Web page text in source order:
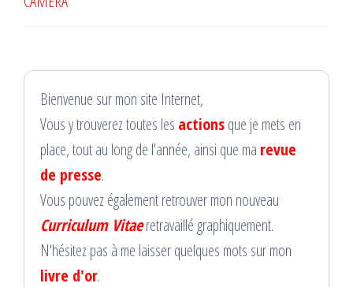
l’article
Bienvenue sur mon site Internet,
Vous y trouverez toutes les actionsque je mets en
place, tout au long de l'année, ainsi que ma revue
de presse.
Vous pouvez également retrouver mon nouveau
Curriculum Vitaeretravaillé graphiquement.
N'hésitez pas à me laisser quelques mots sur mon
livre d'or.